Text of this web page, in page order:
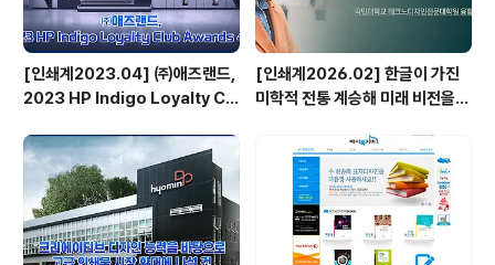
[인쇄계2023.04] ㈜애즈랜드,
2023 HP Indigo Loyalty Clu
[인쇄계2026.02] 한글이 가진
미학적 전통 계승해 미래 비전을
터 - 국민대학교 테크노디자인전
문대학원 융합디자인학과 타이포
디자인랩 박윤정 교수